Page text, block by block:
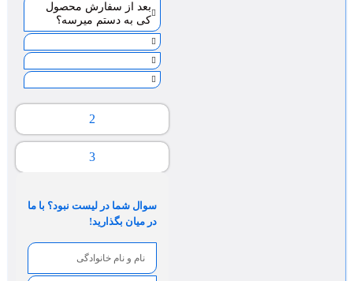
2
3
بعد از سفارش محصول
کی به دستم میرسه؟
سوال شما در لیست نبود؟ با ما
در میان بگذارید!